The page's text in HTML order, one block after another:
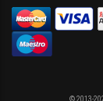
© 2013-